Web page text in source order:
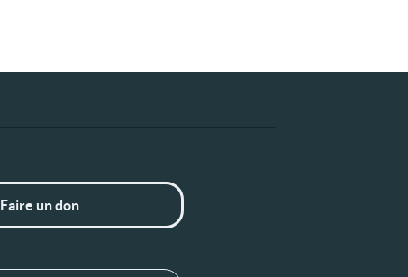
Faire un don